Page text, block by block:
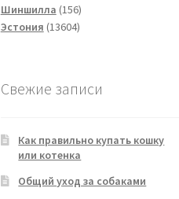
Шиншилла 156156
товаров
Эстония 1360413604
Свежие записи
Как правильно купать кошку
или котенка
Общий уход за собаками